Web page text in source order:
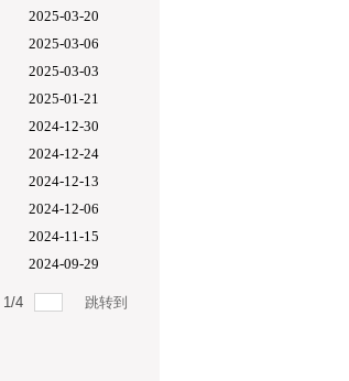
2025-03-20
2025-03-06
2025-03-03
2025-01-21
2024-12-30
2024-12-24
2024-12-13
2024-12-06
2024-11-15
2024-09-29
1/4 跳转到